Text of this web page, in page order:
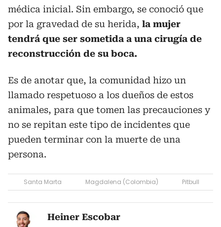
médica inicial. Sin embargo, se conoció que
por la gravedad de su herida, la mujer
tendrá que ser sometida a una cirugía de
reconstrucción de su boca.
Es de anotar que, la comunidad hizo un
llamado respetuoso a los dueños de estos
animales, para que tomen las precauciones y
no se repitan este tipo de incidentes que
pueden terminar con la muerte de una
persona.
Santa Marta Magdalena (Colombia) Pitbull
Heiner Escobar